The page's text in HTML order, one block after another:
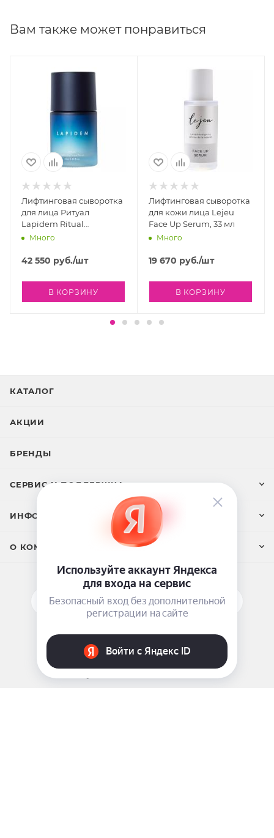
сывороткой и нанести на чистую кожу лица, шеи и
Восстанавливающие капли для сияния кожи
лица с ресвератролом Lightening Kit Resveratrol от
Dr. Kadir содержит Propanediol, Resveratrol.
Вам также может понравиться
Лифтинговая сыворотка
для лица Ритуал
Lapidem Ritual
Tightening Target Serum,
Много
42 550 руб./шт
В КОРЗИНУ
Лифтинговая сыворотка
для кожи лица Lejeu
Face Up Serum, 33 мл
Много
19 670 руб./шт
В КОРЗИНУ
КАТАЛОГ
АКЦИИ
БРЕНДЫ
СЕРВИС И ПОДДЕРЖКА
ИНФОРМАЦИЯ
О КОМПАНИИ
ПОДПИСАТЬСЯ НА РАССЫЛКУ
ЗАДАТЬ ВОПРОС